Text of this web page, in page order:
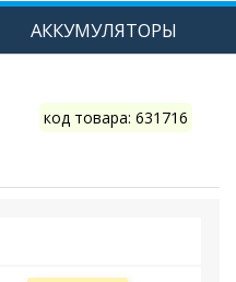
АККУМУЛЯТОРЫ
код товара: 631716